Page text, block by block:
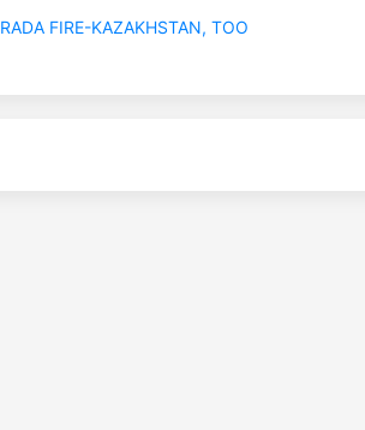
RADA FIRE-KAZAKHSTAN, ТОО